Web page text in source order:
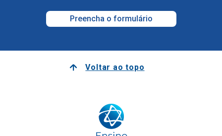
Preencha o formulário
Voltar ao topo